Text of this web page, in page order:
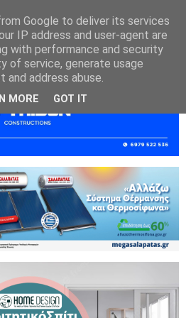
Google to deliver its services
IP address and user-agent are
with performance and security
of service, generate usage
address abuse.
MORE GOT IT